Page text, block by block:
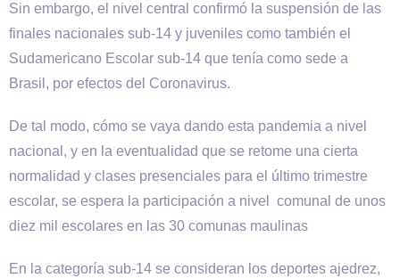
Sin embargo, el nivel central confirmó la suspensión de las
finales nacionales sub-14 y juveniles como también el
Sudamericano Escolar sub-14 que tenía como sede a
Brasil, por efectos del Coronavirus.
De tal modo, cómo se vaya dando esta pandemia a nivel
nacional, y en la eventualidad que se retome una cierta
normalidad y clases presenciales para el último trimestre
escolar, se espera la participación a nivel comunal de unos
diez mil escolares en las 30 comunas maulinas
En la categoría sub-14 se consideran los deportes ajedrez,